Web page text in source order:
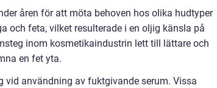
åren för att möta behoven hos olika hudtyper
och feta, vilket resulterade i en oljig känsla på
inom kosmetikaindustrin lett till lättare och
en fet yta.
vid användning av fuktgivande serum. Vissa